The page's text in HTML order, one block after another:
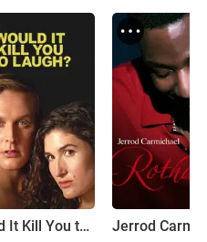
Would It Kill You to Laugh?